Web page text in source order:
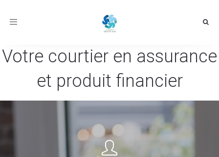
Toggle
Votre courtier en assurance
et produit financier